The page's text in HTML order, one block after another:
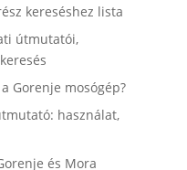
kereséshez lista
útmutatói,
Gorenje mosógép?
használat,
és Mora